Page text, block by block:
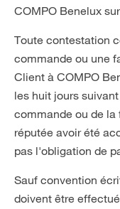
COMPO Benelux
Toute contestation
commande ou une
Client à COMPO
les huit jours
commande ou de
réputée avoir été
pas l'obligation de
Sauf convention
doivent être